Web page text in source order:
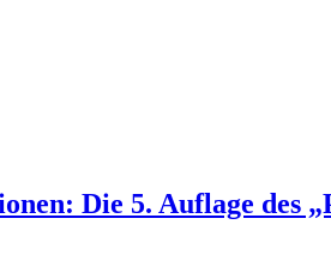
Die 5. Auflage des